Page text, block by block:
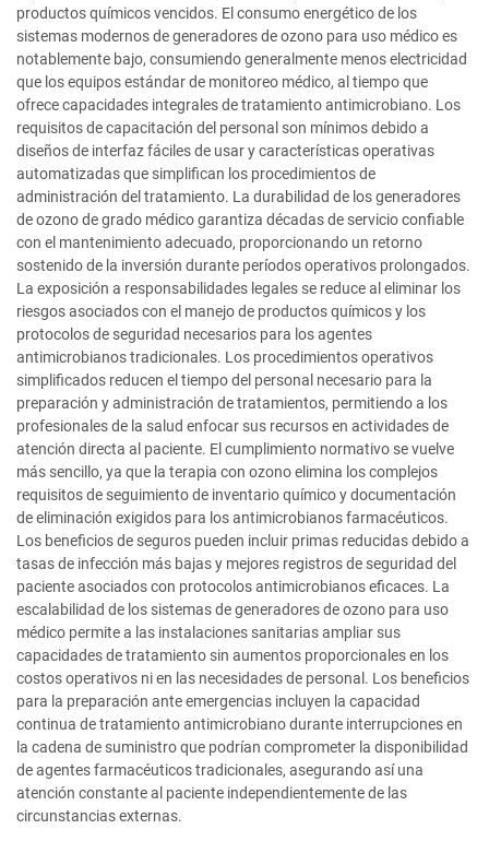
productos químicos vencidos. El consumo energético de los
sistemas modernos de generadores de ozono para uso médico es
notablemente bajo, consumiendo generalmente menos electricidad
que los equipos estándar de monitoreo médico, al tiempo que
ofrece capacidades integrales de tratamiento antimicrobiano. Los
requisitos de capacitación del personal son mínimos debido a
diseños de interfaz fáciles de usar y características operativas
automatizadas que simplifican los procedimientos de
administración del tratamiento. La durabilidad de los generadores
de ozono de grado médico garantiza décadas de servicio confiable
con el mantenimiento adecuado, proporcionando un retorno
sostenido de la inversión durante períodos operativos prolongados.
La exposición a responsabilidades legales se reduce al eliminar los
riesgos asociados con el manejo de productos químicos y los
protocolos de seguridad necesarios para los agentes
antimicrobianos tradicionales. Los procedimientos operativos
simplificados reducen el tiempo del personal necesario para la
preparación y administración de tratamientos, permitiendo a los
profesionales de la salud enfocar sus recursos en actividades de
atención directa al paciente. El cumplimiento normativo se vuelve
más sencillo, ya que la terapia con ozono elimina los complejos
requisitos de seguimiento de inventario químico y documentación
de eliminación exigidos para los antimicrobianos farmacéuticos.
Los beneficios de seguros pueden incluir primas reducidas debido a
tasas de infección más bajas y mejores registros de seguridad del
paciente asociados con protocolos antimicrobianos eficaces. La
escalabilidad de los sistemas de generadores de ozono para uso
médico permite a las instalaciones sanitarias ampliar sus
capacidades de tratamiento sin aumentos proporcionales en los
costos operativos ni en las necesidades de personal. Los beneficios
para la preparación ante emergencias incluyen la capacidad
continua de tratamiento antimicrobiano durante interrupciones en
la cadena de suministro que podrían comprometer la disponibilidad
de agentes farmacéuticos tradicionales, asegurando así una
atención constante al paciente independientemente de las
circunstancias externas.